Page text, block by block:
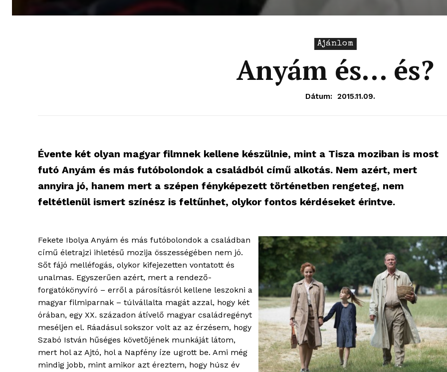
Ajánlom
Anyám és… és?
Dátum: 2015.11.09.
Évente két olyan magyar filmnek kellene készülnie, mint a Tisza moziban is most
futó Anyám és más futóbolondok a családból című alkotás. Nem azért, mert
annyira jó, hanem mert a szépen fényképezett történetben rengeteg, nem
feltétlenül ismert színész is feltűnhet, olykor fontos kérdéseket érintve.
Fekete Ibolya Anyám és más futóbolondok a családban
című életrajzi ihletésű mozija összességében nem jó.
Sőt fájó melléfogás, olykor kifejezetten vontatott és
unalmas. Egyszerűen azért, mert a rendező-
forgatókönyvíró – erről a párosításról kellene leszokni a
magyar filmiparnak – túlvállalta magát azzal, hogy két
órában, egy XX. századon átívelő magyar családregényt
meséljen el. Ráadásul sokszor volt az az érzésem, hogy
Szabó István hűséges követőjének munkáját látom,
mert hol az Ajtó, hol a Napfény íze ugrott be. Ami még
mindig jobb, mint amikor azt éreztem, hogy húsz év